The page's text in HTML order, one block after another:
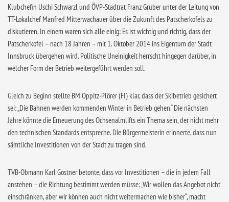
Klubchefin Uschi Schwarzl und ÖVP-Stadtrat Franz Gruber unter der Leitung von
TT-Lokalchef Manfred Mitterwachauer über die Zukunft des Patscherkofels zu
diskutieren. In einem waren sich alle einig: Es ist wichtig und richtig, dass der
Patscherkofel – nach 18 Jahren – mit 1. Oktober 2014 ins Eigentum der Stadt
Innsbruck übergehen wird. Politische Uneinigkeit herrscht hingegen darüber, in
welcher Form der Betrieb weitergeführt werden soll.
Gleich zu Beginn stellte BM Oppitz-Plörer (FI) klar, dass der Skibetrieb gesichert
sei: „Die Bahnen werden kommenden Winter in Betrieb gehen.“ Die nächsten
Jahre könnte die Erneuerung des Ochsenalmlifts ein Thema sein, der nicht mehr
den technischen Standards entspreche. Die Bürgermeisterin erinnerte, dass nun
sämtliche Investitionen von der Stadt zu tragen sind.
TVB-Obmann Karl Gostner betonte, dass vor Investitionen – die in jedem Fall
anstehen – die Richtung bestimmt werden müsse: „Wir wollen das Angebot nicht
einschränken, aber wir können auch nicht weitermachen wie bisher“, macht